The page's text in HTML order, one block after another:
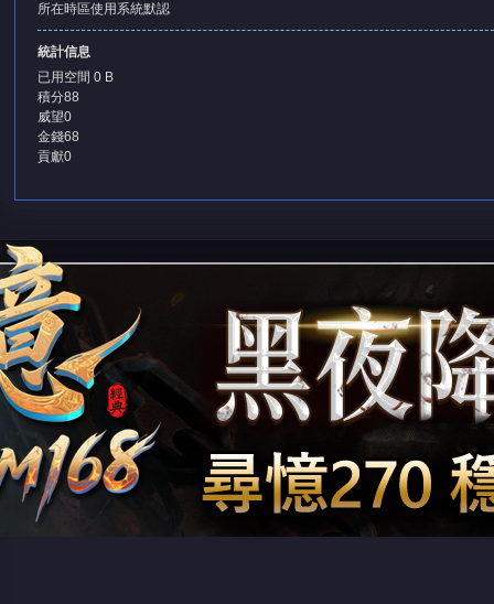
堂
所在時區使用系統默認
統計信息
已用空間 0 B
積分88
威望0
金錢68
貢獻0